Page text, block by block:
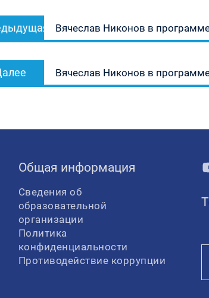
запись:
Вячеслав Никонов в
запись:
Вячеслав Никонов в
Общая информация
Сведения об
образовательной
организации
Политика
конфиденциальности
Противодействие коррупции